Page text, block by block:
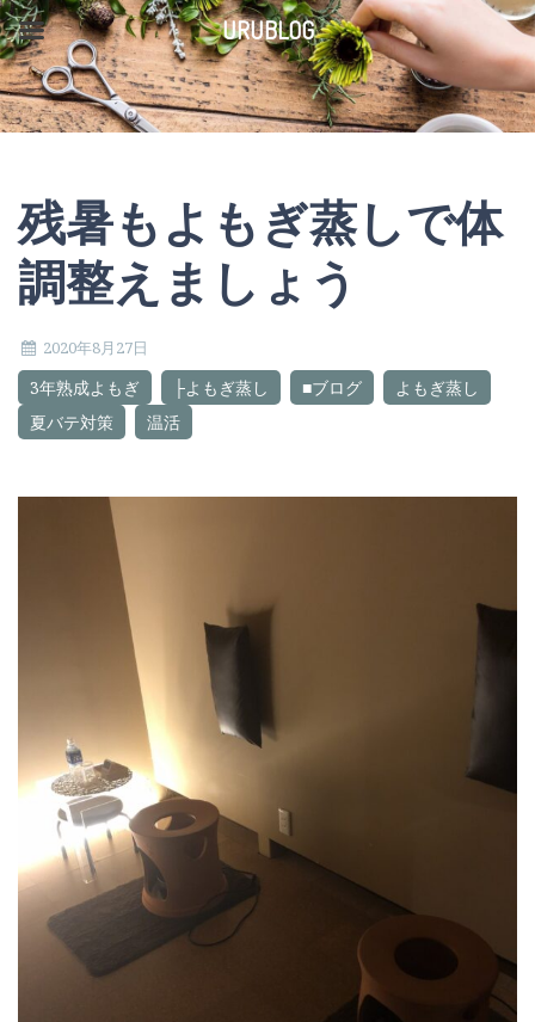
コ
ン
テ
ン
へ
ス
キ
ッ
プ
残暑もよもぎ蒸しで体
調整えましょう
2020年8月27日
3年熟成よもぎ ├よもぎ蒸し ■ブログ
よもぎ蒸し
夏バテ対策
温活
URUBLOG